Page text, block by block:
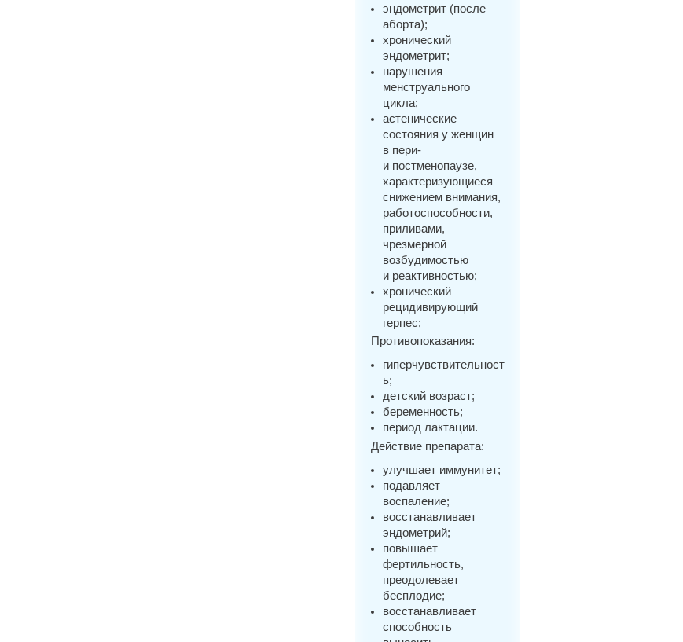
эндометрит (после
аборта);
хронический
эндометрит;
нарушения
менструального
цикла;
астенические
состояния у женщин
в пери-
и постменопаузе,
характеризующиеся
снижением внимания,
работоспособности,
приливами,
чрезмерной
возбудимостью
и реактивностью;
хронический
рецидивирующий
герпес;
Противопоказания:
гиперчувствительност
ь;
детский возраст;
беременность;
период лактации.
Действие препарата:
улучшает иммунитет;
подавляет
воспаление;
восстанавливает
эндометрий;
повышает
фертильность,
преодолевает
бесплодие;
восстанавливает
способность